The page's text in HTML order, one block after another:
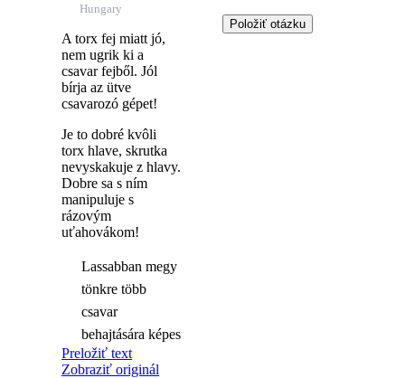
Hungary
A torx fej miatt jó,
nem ugrik ki a
csavar fejből. Jól
bírja az ütve
csavarozó gépet!
Je to dobré kvôli
torx hlave, skrutka
nevyskakuje z hlavy.
Dobre sa s ním
manipuluje s
rázovým
uťahovákom!
Lassabban megy
tönkre több
csavar
behajtására képes
Preložiť text
Zobraziť originál